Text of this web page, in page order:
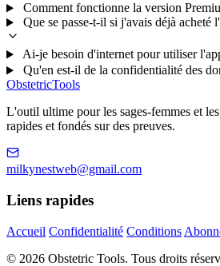
Comment fonctionne la version
Que se passe-t-il si j'avais déjà acheté
Ai-je besoin d'internet pour utiliser
Qu'en est-il de la confidentialité des
ObstetricTools
L'outil ultime pour les sages-femmes et
rapides et fondés sur des preuves.
milkynestweb@gmail.com
Liens rapides
Accueil Confidentialité Conditions
© 2026 Obstetric Tools. Tous droits